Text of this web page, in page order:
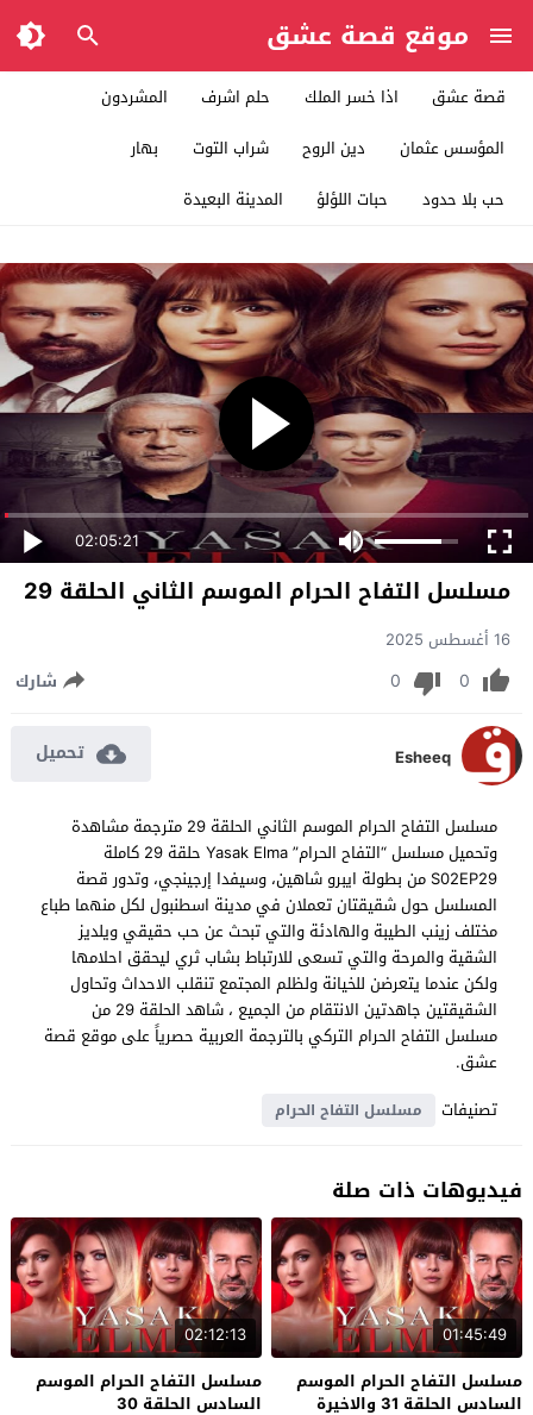
موقع قصة عشق
قصة عشق اذا خسر الملك حلم اشرف
المشردون
المؤسس عثمان
دين الروح شراب التوت
بهار
حب بلا حدود
حبات اللؤلؤ المدينة البعيدة
02:05:21
مسلسل التفاح الحرام الموسم الثاني الحلقة 29
16 أغسطس 2025
0
0 شارك
Esheeq تحميل
مسلسل التفاح الحرام الموسم الثاني الحلقة 29 مترجمة مشاهدة
وتحميل مسلسل “التفاح الحرام” Yasak Elma حلقة 29 كاملة
S02EP29 من بطولة ايبرو شاهين، وسيفدا إرجينجي، وتدور قصة
المسلسل حول شقيقتان تعملان في مدينة اسطنبول لكل منهما طباع
مختلف زينب الطيبة والهادئة والتي تبحث عن حب حقيقي ويلديز
الشقية والمرحة والتي تسعى للارتباط بشاب ثري ليحقق احلامها
ولكن عندما يتعرضن للخيانة ولظلم المجتمع تنقلب الاحداث وتحاول
الشقيقتين جاهدتين الانتقام من الجميع ، شاهد الحلقة 29 من
مسلسل التفاح الحرام التركي بالترجمة العربية حصرياً على موقع قصة
عشق.
تصنيفات
مسلسل التفاح الحرام
فيديوهات ذات صلة
01:45:49
مسلسل التفاح الحرام الموسم
السادس الحلقة 31 والاخيرة
02:12:13
مسلسل التفاح الحرام الموسم
السادس الحلقة 30